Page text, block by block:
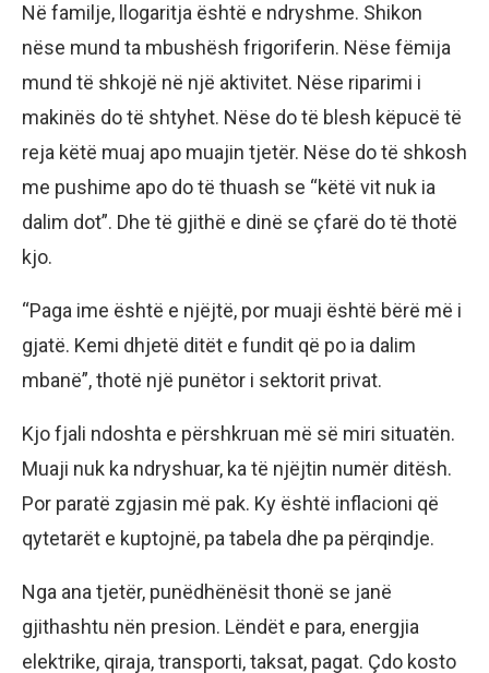
Në familje, llogaritja është e ndryshme. Shikon
nëse mund ta mbushësh frigoriferin. Nëse fëmija
mund të shkojë në një aktivitet. Nëse riparimi i
makinës do të shtyhet. Nëse do të blesh këpucë të
reja këtë muaj apo muajin tjetër. Nëse do të shkosh
me pushime apo do të thuash se “këtë vit nuk ia
dalim dot”. Dhe të gjithë e dinë se çfarë do të thotë
kjo.
“Paga ime është e njëjtë, por muaji është bërë më i
gjatë. Kemi dhjetë ditët e fundit që po ia dalim
mbanë”, thotë një punëtor i sektorit privat.
Kjo fjali ndoshta e përshkruan më së miri situatën.
Muaji nuk ka ndryshuar, ka të njëjtin numër ditësh.
Por paratë zgjasin më pak. Ky është inflacioni që
qytetarët e kuptojnë, pa tabela dhe pa përqindje.
Nga ana tjetër, punëdhënësit thonë se janë
gjithashtu nën presion. Lëndët e para, energjia
elektrike, qiraja, transporti, taksat, pagat. Çdo kosto